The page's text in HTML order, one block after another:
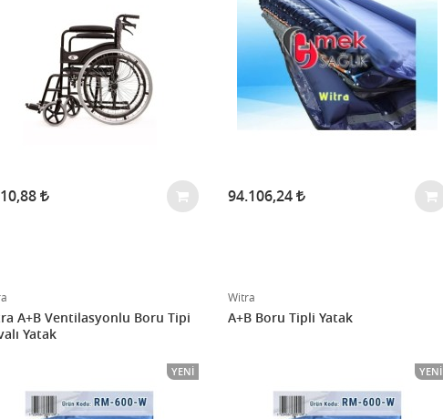
94.106,24
A+B Ventilasyonlu Boru Tipi
Yatak
YENI
Witra
A+B Boru Tipli Yatak
YENI